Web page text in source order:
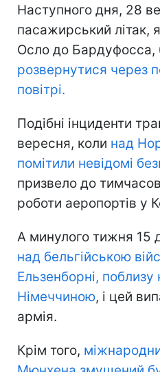
Наступного дня, 28
пасажирський літак,
Осло до Бардуфосса,
розвернутися через
повітрі.
Подібні інциденти
вересня, коли над
помітили невідомі
призвело до
роботи аеропортів у
А минулого тижня 15
над бельгійською
Ельзенборні, поблизу
Німеччиною, і цей
армія.
Крім того,